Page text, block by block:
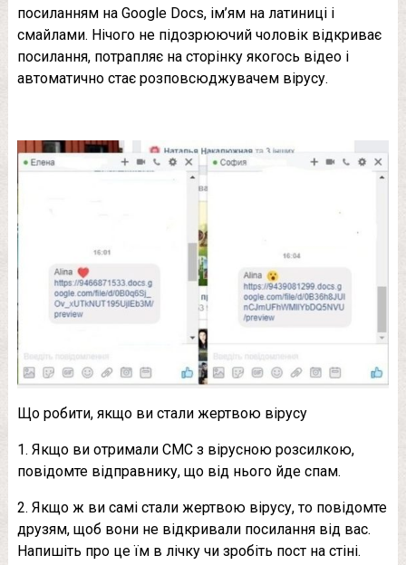
посиланням на Google Docs, ім’ям на латиниці і
смайлами. Нічого не підозрюючий чоловік відкриває
посилання, потрапляє на сторінку якогось відео і
автоматично стає розповсюджувачем вірусу.
Що робити, якщо ви стали жертвою вірусу
1. Якщо ви отримали СМС з вірусною розсилкою,
повідомте відправнику, що від нього йде спам.
2. Якщо ж ви самі стали жертвою вірусу, то повідомте
друзям, щоб вони не відкривали посилання від вас.
Напишіть про це їм в лічку чи зробіть пост на стіні.